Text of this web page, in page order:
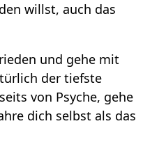
willst, auch das
und gehe mit
der tiefste
von Psyche, gehe
dich selbst als das